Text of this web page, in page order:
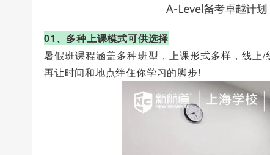
01、多种上课模式可供选择
暑假班课程涵盖多种班型，上课形式多样，线
再让时间和地点绊住你学习的脚步!